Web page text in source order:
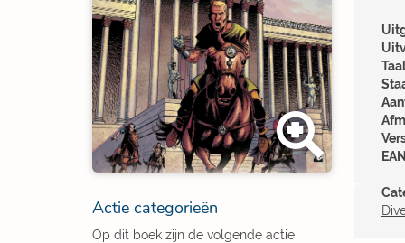
Actie categorieën
Op dit boek zijn de volgende actie